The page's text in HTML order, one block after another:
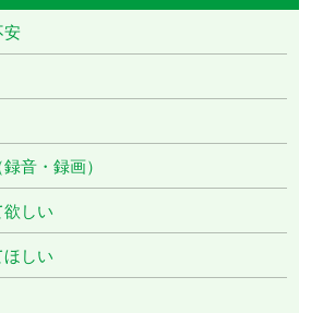
安
音・録画）
しい
しい